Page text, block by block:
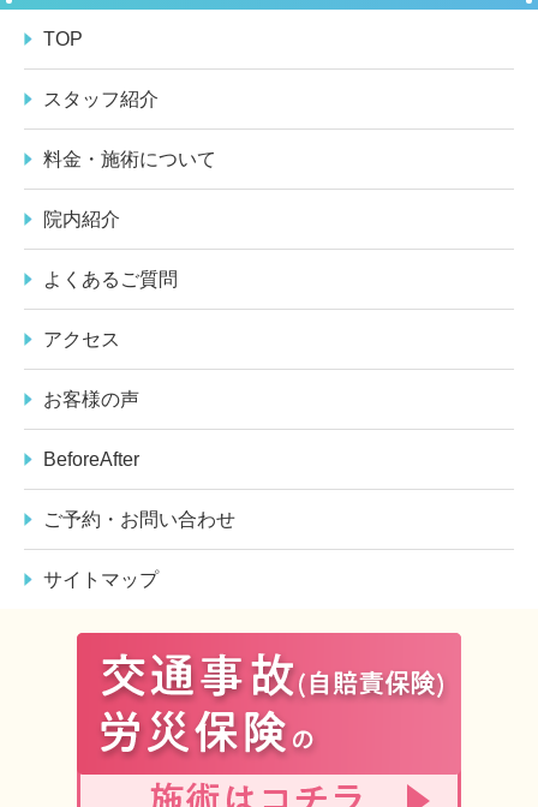
TOP
スタッフ紹介
料金・施術について
院内紹介
よくあるご質問
アクセス
お客様の声
BeforeAfter
ご予約・お問い合わせ
サイトマップ